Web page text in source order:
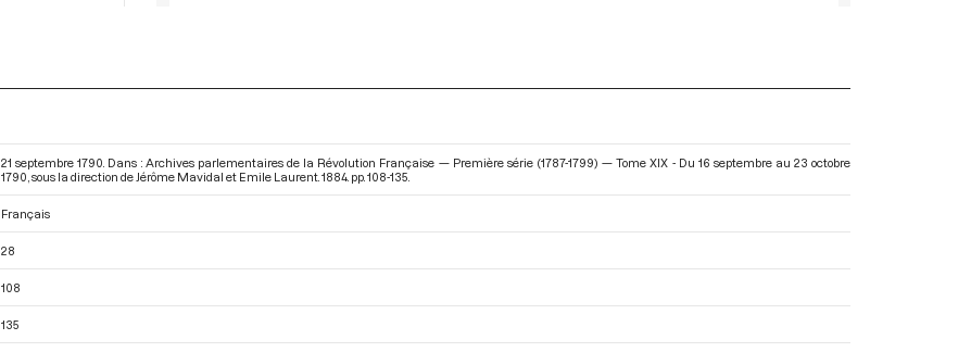
21 septembre 1790. Dans : Archives parlementaires de la Révolution Française — Première série (1787-1799) — Tome XIX - Du 16 septembre au 23 octobre
1790 , sous la direction de Jérôme Mavidal et Emile Laurent. 1884. pp. 108-135.
Français
28
108
135